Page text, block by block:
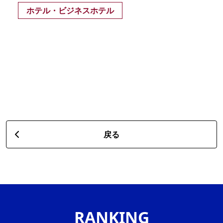
ホテル・ビジネスホテル
戻る